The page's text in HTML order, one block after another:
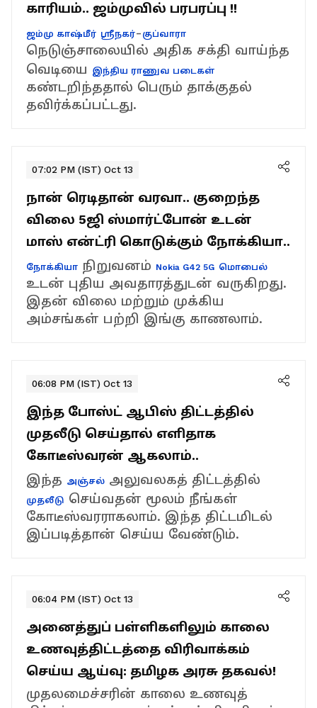
காரியம்.. ஜம்முவில் பரபரப்பு !!
ஜம்மு காஷ்மீர் ஸ்ரீநகர்- குப்வாரா
நெடுஞ்சாலையில் அதிக சக்தி வாய்ந்த
வெடியை
இந்திய ராணுவ படைகள்
கண்டறிந்ததால் பெரும் தாக்குதல்
தவிர்க்கப்பட்டது.
07:02 PM (IST) Oct 13
நான் ரெடிதான் வரவா.. குறைந்த
விலை 5ஜி ஸ்மார்ட்போன் உடன்
மாஸ் என்ட்ரி கொடுக்கும் நோக்கியா..
நோக்கியா நிறுவனம் Nokia G42 5G மொபைல்
உடன் புதிய அவதாரத்துடன் வருகிறது.
இதன் விலை மற்றும் முக்கிய
அம்சங்கள் பற்றி இங்கு காணலாம்.
06:08 PM (IST) Oct 13
இந்த போஸ்ட் ஆபிஸ் திட்டத்தில்
முதலீடு செய்தால் எளிதாக
கோடீஸ்வரன் ஆகலாம்..
இந்த அஞ்சல் அலுவலகத் திட்டத்தில்
முதலீடு செய்வதன் மூலம் நீங்கள்
கோடீஸ்வரராகலாம். இந்த திட்டமிடல்
இப்படித்தான் செய்ய வேண்டும்.
06:04 PM (IST) Oct 13
அனைத்துப் பள்ளிகளிலும் காலை
உணவுத்திட்டத்தை விரிவாக்கம்
செய்ய ஆய்வு: தமிழக அரசு தகவல்!
முதலமைச்சரின் காலை உணவுத்